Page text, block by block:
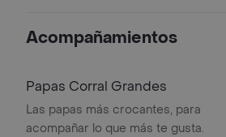
Acompañamientos
Papas Corral Grandes
Las papas más crocantes, para
acompañar lo que más te gusta.